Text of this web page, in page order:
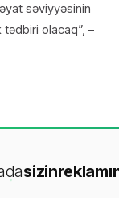
səviyyəsinin
olacaq”, –
sizin